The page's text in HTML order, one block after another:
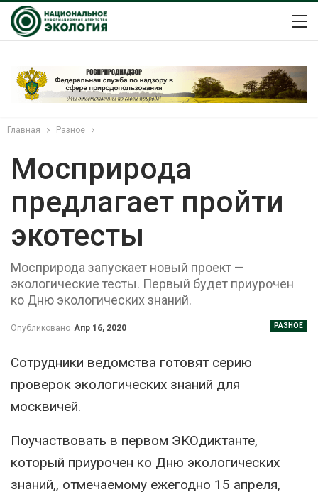
Главная Разное
Мосприрода
предлагает пройти
экотесты
Мосприрода запускает новый проект —
экологические тесты. Первый будет приурочен
ко Дню экологических знаний.
РАЗНОЕ
Опубликовано Апр 16, 2020
Сотрудники ведомства готовят серию
проверок экологических знаний для
москвичей.
Поучаствовать в первом ЭКОдиктанте,
который приурочен ко Дню экологических
знаний,, отмечаемому ежегодно 15 апреля,